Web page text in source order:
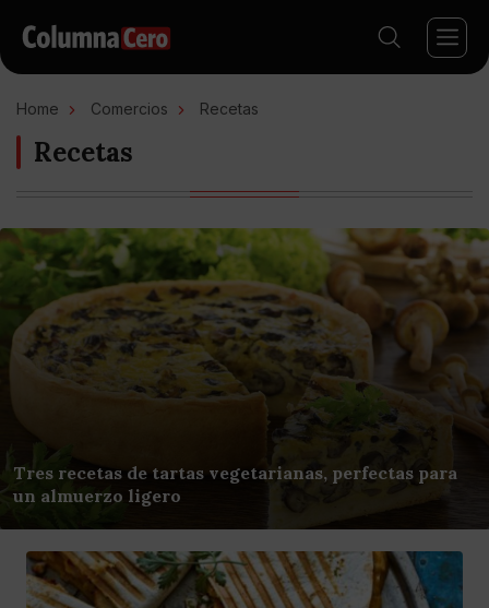
Home Comercios Recetas
Recetas
Tres recetas de tartas vegetarianas, perfectas para
un almuerzo ligero